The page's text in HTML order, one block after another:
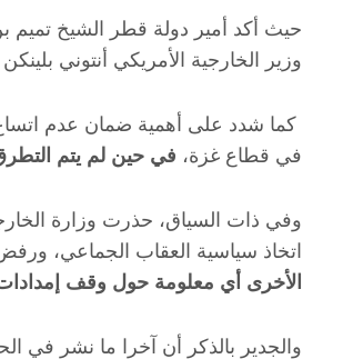
حيث أكد أمير دولة قطر الشيخ تميم
وزير الخارجية الأمريكي أنتوني بلينكن في
كما شدد على أهمية ضمان عدم اتساع
في قطاع غزة، في حين لم يتم
اتخاذ سياسية العقاب الجماعي،
الأخرى أي معلومة حول وقف إمدادات
والجدير بالذكر أن آخرا ما نشر في